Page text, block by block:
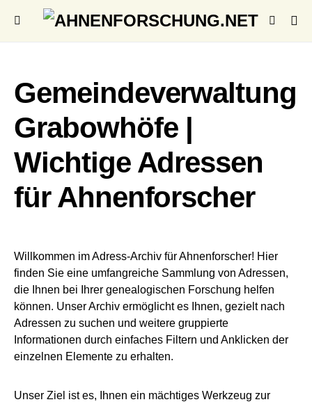
Gemeindeverwaltung
Grabowhöfe |
Wichtige Adressen
für Ahnenforscher
Willkommen im Adress-Archiv für Ahnenforscher! Hier
finden Sie eine umfangreiche Sammlung von Adressen,
die Ihnen bei Ihrer genealogischen Forschung helfen
können. Unser Archiv ermöglicht es Ihnen, gezielt nach
Adressen zu suchen und weitere gruppierte
Informationen durch einfaches Filtern und Anklicken der
einzelnen Elemente zu erhalten.
Unser Ziel ist es, Ihnen ein mächtiges Werkzeug zur